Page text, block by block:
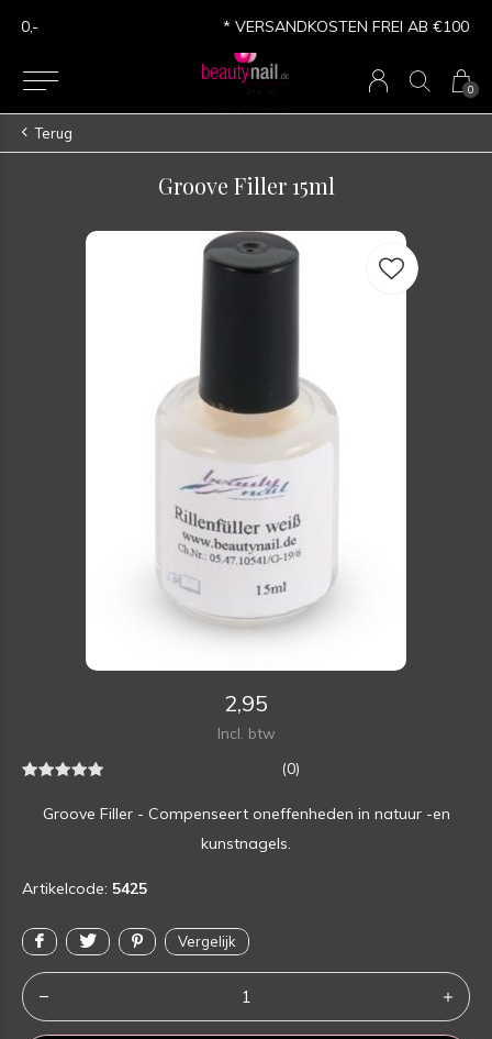
0
* VERSANDKOSTEN FREI AB €100,-
Terug
Groove Filler 15ml
2,95
Incl. btw
(0)
Groove Filler - Compenseert oneffenheden in natuur -en
kunstnagels.
Artikelcode: 5425
Vergelijk